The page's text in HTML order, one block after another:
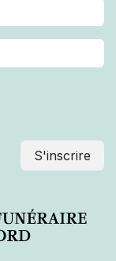
S'inscrire